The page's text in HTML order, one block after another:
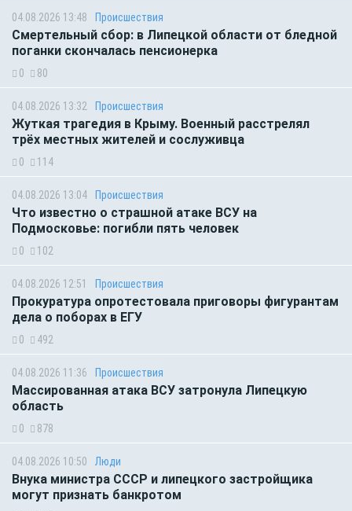
04.08.2026 13:48 Происшествия
Смертельный сбор: в Липецкой области от бледной
поганки скончалась пенсионерка
0 80
04.08.2026 13:32 Происшествия
Жуткая трагедия в Крыму. Военный расстрелял
трёх местных жителей и сослуживца
0 114
04.08.2026 13:04 Происшествия
Что известно о страшной атаке ВСУ на
Подмосковье: погибли пять человек
0 102
04.08.2026 12:51 Происшествия
Прокуратура опротестовала приговоры фигурантам
дела о поборах в ЕГУ
0 492
04.08.2026 11:36 Происшествия
Массированная атака ВСУ затронула Липецкую
область
0 878
04.08.2026 10:50 Люди
Внука министра СССР и липецкого застройщика
могут признать банкротом